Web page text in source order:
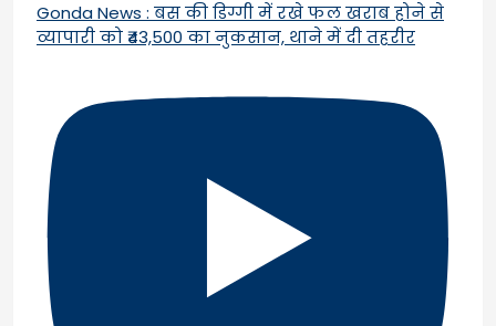
Gonda News : बस की डिग्गी में रखे फल खराब होने से
व्यापारी को ₹43,500 का नुकसान, थाने में दी तहरीर